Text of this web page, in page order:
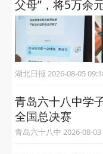
父母”，将5万余
湖北日报 2026-08-05
青岛六十八中学
全国总决赛
青岛六十八中 2026-